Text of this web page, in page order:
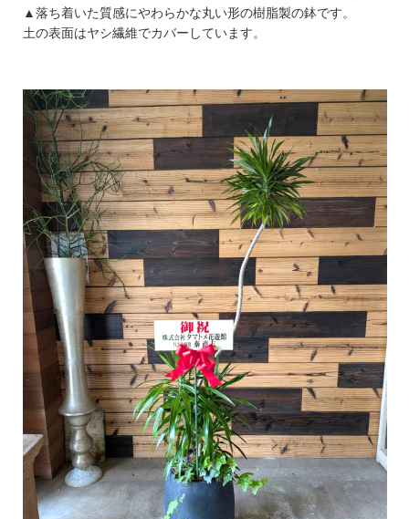
▲落ち着いた質感にやわらかな丸い形の樹脂製の鉢です。
土の表面はヤシ繊維でカバーしています。